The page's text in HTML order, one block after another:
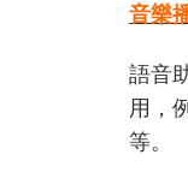
音樂
語音
用，
等。